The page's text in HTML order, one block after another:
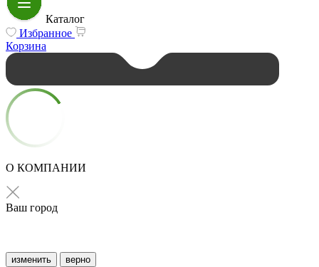
Каталог
Избранное
Корзина
О КОМПАНИИ
Ваш город
изменить верно